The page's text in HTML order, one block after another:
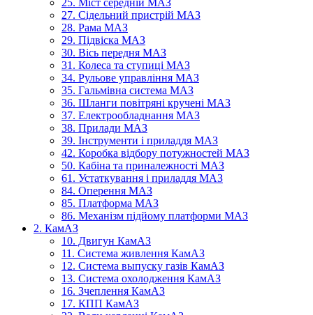
25. Міст середній МАЗ
27. Сідельний пристрій МАЗ
28. Рама МАЗ
29. Підвіска МАЗ
30. Вісь передня МАЗ
31. Колеса та ступиці МАЗ
34. Рульове управління МАЗ
35. Гальмівна система МАЗ
36. Шланги повітряні кручені МАЗ
37. Електрообладнання МАЗ
38. Прилади МАЗ
39. Інструменти і приладдя МАЗ
42. Коробка відбору потужностей МАЗ
50. Кабіна та приналежності МАЗ
61. Устаткування і приладдя МАЗ
84. Оперення МАЗ
85. Платформа МАЗ
86. Механізм підйому платформи МАЗ
2. КамАЗ
10. Двигун КамАЗ
11. Система живлення КамАЗ
12. Система выпуску газів КамАЗ
13. Система охолодження КамАЗ
16. Зчеплення КамАЗ
17. КПП КамАЗ